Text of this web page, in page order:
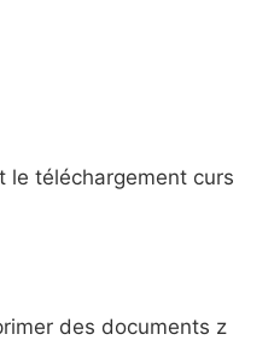
le téléchargement curs
des documents z